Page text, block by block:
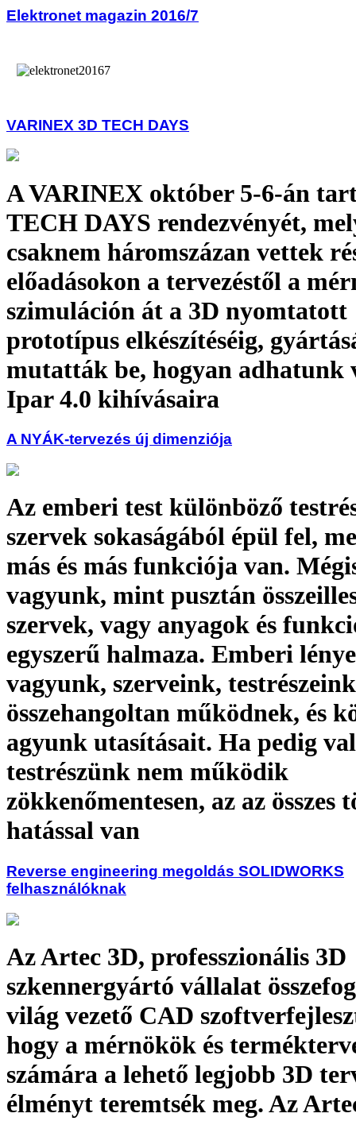
Elektronet magazin 2016/7
VARINEX 3D TECH DAYS
A VARINEX október 5-6-án
TECH DAYS rendezvényét,
csaknem háromszázan vettek
előadásokon a tervezéstől a
szimuláción át a 3D nyomtatott
prototípus elkészítéséig,
mutatták be, hogyan adhatunk
Ipar 4.0 kihívásaira
A NYÁK-tervezés új dimenziója
Az emberi test különböző
szervek sokaságából épül fel,
más és más funkciója van.
vagyunk, mint pusztán
szervek, vagy anyagok és
egyszerű halmaza. Emberi
vagyunk, szerveink, testrészeink
összehangoltan működnek, és
agyunk utasításait. Ha pedig
testrészünk nem működik
zökkenőmentesen, az az összes
hatással van
Reverse engineering megoldás SOLIDWORKS
felhasználóknak
Az Artec 3D, professzionális 3D
szkennergyártó vállalat
világ vezető CAD
hogy a mérnökök és
számára a lehető legjobb 3D
élményt teremtsék meg. Az